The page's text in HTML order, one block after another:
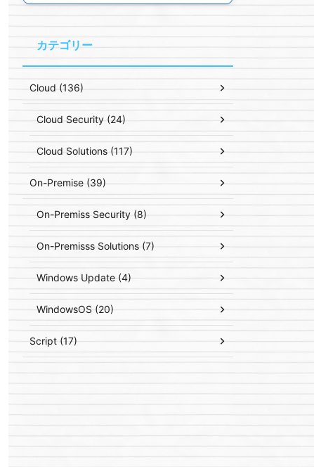
カテゴリー
Cloud (136)
Cloud Security (24)
Cloud Solutions (117)
On-Premise (39)
On-Premiss Security (8)
On-Premisss Solutions (7)
Windows Update (4)
WindowsOS (20)
Script (17)